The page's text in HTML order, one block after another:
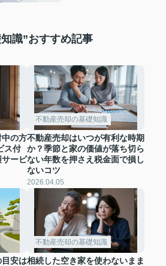
識”おすすめ記事
の方
ス付
サービ
不動産売却の基礎知識
不動産売却はいつが有利な時期
か？季節と家の価値が落ち切ら
ない年数を押さえ税金面で損し
ないコツ
2026.04.05
安は
不動産売却の基礎知識
相続した空き家を使わないまま